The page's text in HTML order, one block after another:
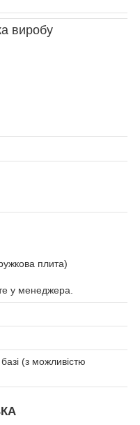
виробу
плита)
у менеджера.
базі (з можливістю